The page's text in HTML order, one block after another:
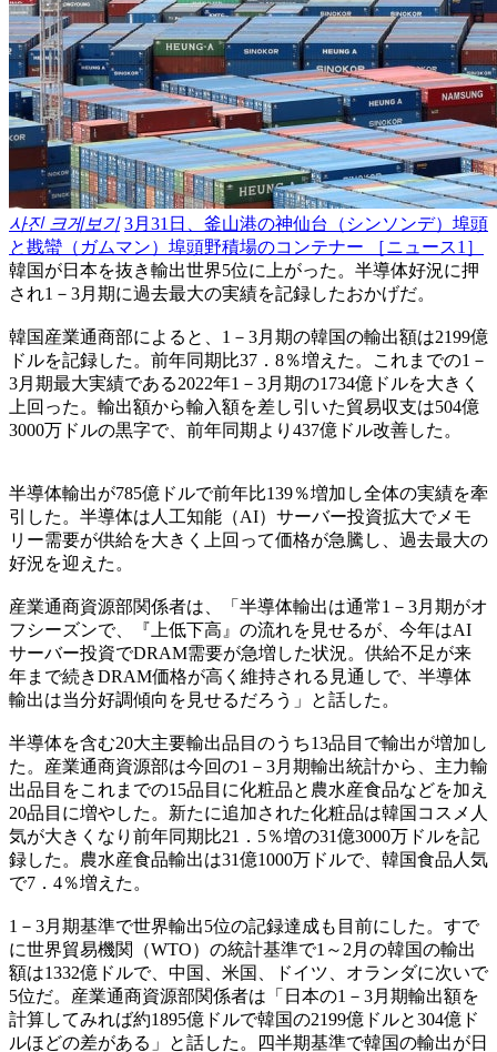
사진 크게보기 3月31日、釜山港の神仙台（シンソンデ）埠頭
と戡蠻（ガムマン）埠頭野積場のコンテナー ［ニュース1］
韓国が日本を抜き輸出世界5位に上がった。半導体好況に押
され1－3月期に過去最大の実績を記録したおかげだ。
韓国産業通商部によると、1－3月期の韓国の輸出額は2199億
ドルを記録した。前年同期比37．8％増えた。これまでの1－
3月期最大実績である2022年1－3月期の1734億ドルを大きく
上回った。輸出額から輸入額を差し引いた貿易収支は504億
3000万ドルの黒字で、前年同期より437億ドル改善した。
半導体輸出が785億ドルで前年比139％増加し全体の実績を牽
引した。半導体は人工知能（AI）サーバー投資拡大でメモ
リー需要が供給を大きく上回って価格が急騰し、過去最大の
好況を迎えた。
産業通商資源部関係者は、「半導体輸出は通常1－3月期がオ
フシーズンで、『上低下高』の流れを見せるが、今年はAI
サーバー投資でDRAM需要が急増した状況。供給不足が来
年まで続きDRAM価格が高く維持される見通しで、半導体
輸出は当分好調傾向を見せるだろう」と話した。
半導体を含む20大主要輸出品目のうち13品目で輸出が増加し
た。産業通商資源部は今回の1－3月期輸出統計から、主力輸
出品目をこれまでの15品目に化粧品と農水産食品などを加え
20品目に増やした。新たに追加された化粧品は韓国コスメ人
気が大きくなり前年同期比21．5％増の31億3000万ドルを記
録した。農水産食品輸出は31億1000万ドルで、韓国食品人気
で7．4％増えた。
1－3月期基準で世界輸出5位の記録達成も目前にした。すで
に世界貿易機関（WTO）の統計基準で1～2月の韓国の輸出
額は1332億ドルで、中国、米国、ドイツ、オランダに次いで
5位だ。産業通商資源部関係者は「日本の1－3月期輸出額を
計算してみれば約1895億ドルで韓国の2199億ドルと304億ド
ルほどの差がある」と話した。四半期基準で韓国の輸出が日